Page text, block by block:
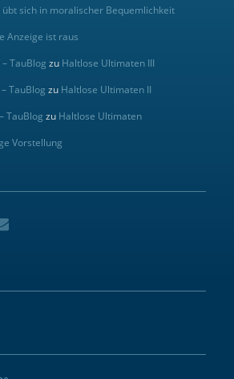
übt sich in moralischer Bequemlichkeit
Anzeige ist raus
TauBlog zu Haltlose Ultimaten III
TauBlog zu Haltlose Ultimaten II
TauBlog zu Haltlose Ultimaten
Vorstellung